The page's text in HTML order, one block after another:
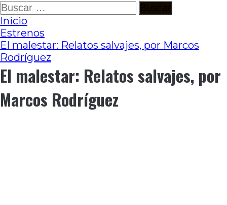
Ir
al
contenido
Buscar:
Inicio
Estrenos
El malestar: Relatos salvajes, por Marcos
Rodríguez
El malestar: Relatos salvajes, por
Marcos Rodríguez